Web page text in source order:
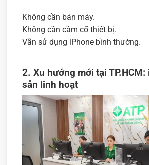
Không cần bán máy.
Không cần cầm cố thiết bị.
Vẫn sử dụng iPhone bình thường.
2. Xu hướng mới tại TP.HCM:
sản linh hoạt